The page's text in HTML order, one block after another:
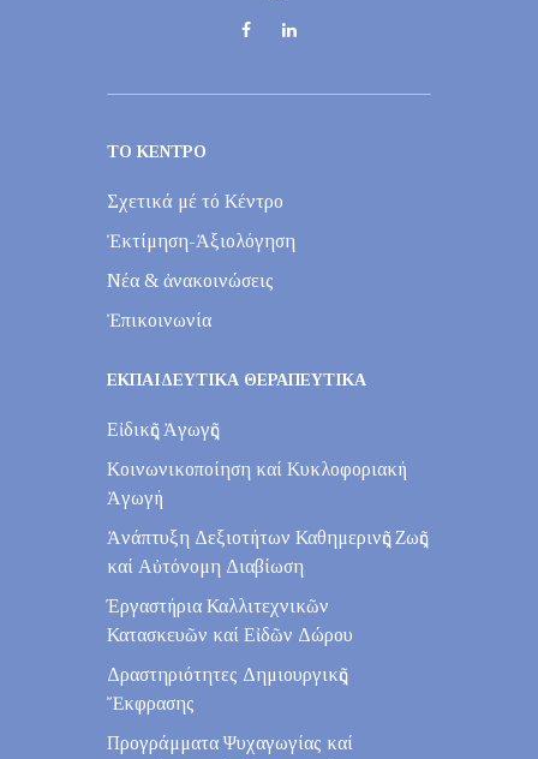
ΤΟ ΚΕΝΤΡΟ
Σχετικά μέ τό Κέντρο
Ἐκτίμηση-Ἀξιολόγηση
Νέα & ἀνακοινώσεις
Ἐπικοινωνία
ΕΚΠΑΙΔΕΥΤΙΚΑ ΘΕΡΑΠΕΥΤΙΚΑ
Εἰδικῆς Ἀγωγῆς
Κοινωνικοποίηση καί Κυκλοφοριακή
Ἀγωγή
Ἀνάπτυξη Δεξιοτήτων Καθημερινῆς Ζωῆς
καί Αὐτόνομη Διαβίωση
Έργαστήρια Καλλιτεχνικῶν
Κατασκευῶν καί Εἰδῶν Δώρου
Δραστηριότητες Δημιουργικῆς
Ἔκφρασης
Προγράμματα Ψυχαγωγίας καί